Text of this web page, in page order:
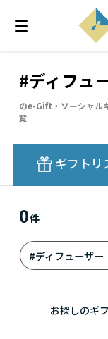
#ディフュ
のe-Gift・ソーシャル
覧
ギフトリ
0件
#ディフューザー
お探しのギ